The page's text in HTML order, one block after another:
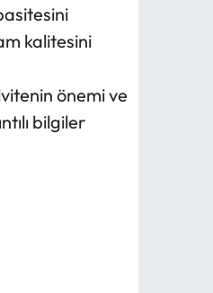
kalitesini
önemi ve
bilgiler